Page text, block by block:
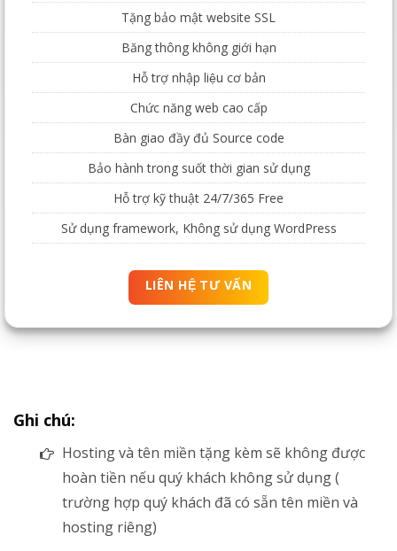
Tặng bảo mật website SSL
Băng thông không giới hạn
Hỗ trợ nhập liệu cơ bản
Chức năng web cao cấp
Bàn giao đầy đủ Source code
Bảo hành trong suốt thời gian sử dụng
Hỗ trợ kỹ thuật 24/7/365 Free
Sử dụng framework, Không sử dụng WordPress
LIÊN HỆ TƯ VẤN
Ghi chú:
Hosting và tên miền tặng kèm sẽ không được
hoàn tiền nếu quý khách không sử dụng (
trường hợp quý khách đã có sẵn tên miền và
hosting riêng)